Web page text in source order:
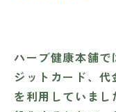
ハーブ健康本舗で
ジットカード、
を利用していまし